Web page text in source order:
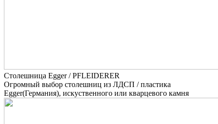
Столешница Egger / PFLEIDERER
Огромный выбор столешниц из ЛДСП / пластика
Egger(Германия), искуственного или кварцевого камня